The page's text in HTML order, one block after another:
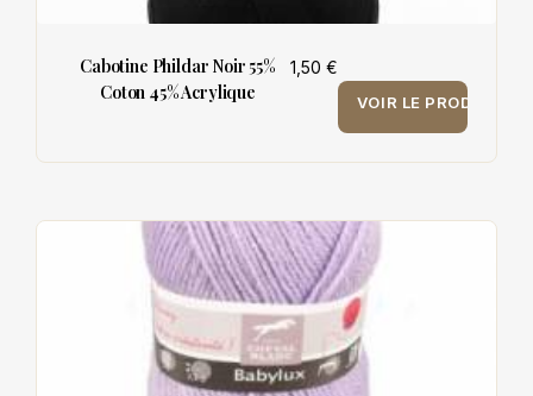
Cabotine Phildar Noir 55%
Coton 45% Acrylique
1,50 €
VOIR LE PRODUIT